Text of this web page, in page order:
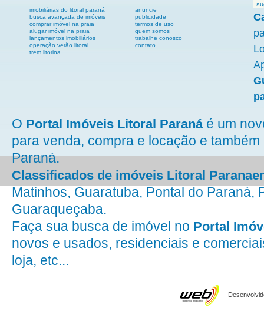
imobiliárias do litoral paraná
busca avançada de imóveis
comprar imóvel na praia
alugar imóvel na praia
lançamentos imobiliários
operação verão litoral
trem litorina
anuncie
publicidade
termos de uso
quem somos
trabalhe conosco
contato
O Portal Imóveis Litoral Paranáé um
para venda, compra e locação e
Paraná.
Classificados de imóveis Litoral
Matinhos, Guaratuba, Pontal do Paraná,
Guaraqueçaba.
Faça sua busca de imóvel no Portal
novos e usados, residenciais e
loja, etc...